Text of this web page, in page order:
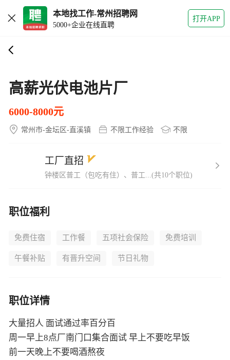
本地找工作-常州招聘网
5000+企业在线直聘
打开APP
高薪光伏电池片厂
6000-8000元
常州市-金坛区-直溪镇 不限工作经验 不限
工厂直招
钟楼区普工（包吃有住）、普工...(共10个职位)
职位福利
免费住宿 工作餐 五项社会保险 免费培训
午餐补贴 有晋升空间 节日礼物
职位详情
大量招人 面试通过率百分百
周一早上8点厂南门口集合面试 早上不要吃早饭
前一天晚上不要喝酒熬夜